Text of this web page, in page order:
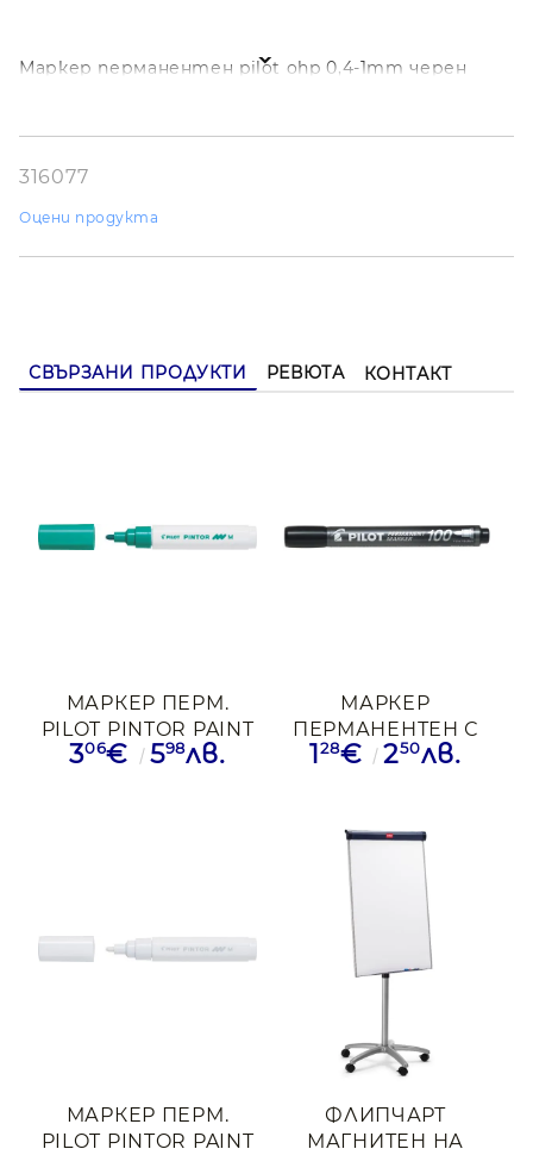
Маркер перманентен pilot ohp 0,4-1mm черен
316077
Оцени продукта
СВЪРЗАНИ ПРОДУКТИ РЕВЮТА КОНТАКТ
МАРКЕР ПЕРМ.
PILOT PINTOR PAINT
1.4-4.5ММ ЗЛН
306€ 598лв.
МАРКЕР
ПЕРМАНЕНТЕН С
ОБЪЛ ВРЪХ PILOT
128€ 250лв.
МАРКЕР ПЕРМ.
PILOT PINTOR PAINT
ФЛИПЧАРТ
МАГНИТЕН НА